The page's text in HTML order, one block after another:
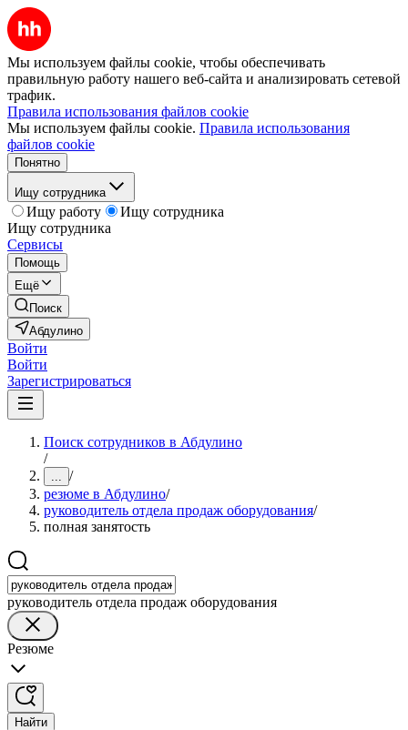
Мы используем файлы cookie, чтобы обеспечивать
правильную работу нашего веб-сайта и анализировать сетевой
трафик.
Правила использования файлов cookie
Мы используем файлы cookie. Правила использования
файлов cookie
Понятно
Ищу сотрудника
Ищу работу
Ищу сотрудника
Ищу сотрудника
Сервисы
Помощь
Ещё
Поиск
Абдулино
Войти
Войти
Зарегистрироваться
Поиск сотрудников в Абдулино
/
... /
резюме в Абдулино/
руководитель отдела продаж оборудования/
полная занятость
руководитель отдела продаж оборудования
Резюме
Найти